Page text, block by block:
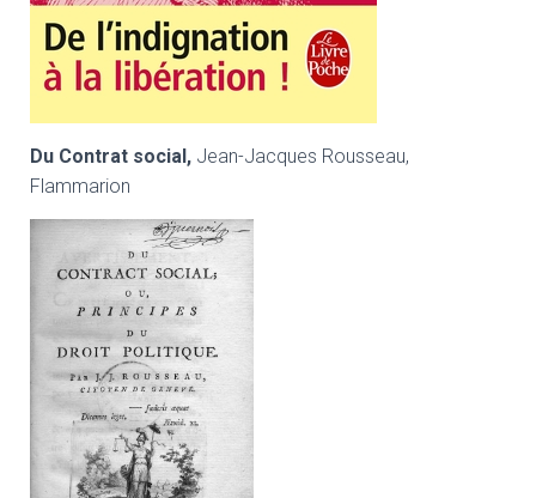
Du Contrat social, Jean-Jacques Rousseau,
Flammarion